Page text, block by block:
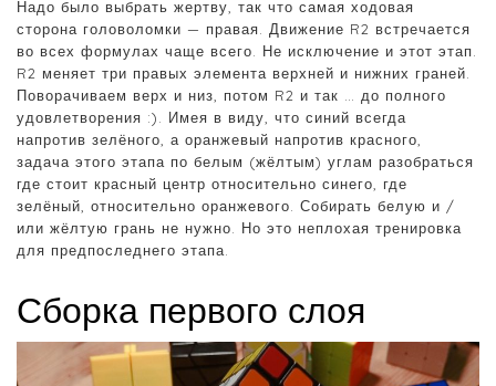
Надо было выбрать жертву, так что самая ходовая
сторона головоломки — правая. Движение R2 встречается
во всех формулах чаще всего. Не исключение и этот этап.
R2 меняет три правых элемента верхней и нижних граней.
Поворачиваем верх и низ, потом R2 и так … до полного
удовлетворения :). Имея в виду, что синий всегда
напротив зелёного, а оранжевый напротив красного,
задача этого этапа по белым (жёлтым) углам разобраться
где стоит красный центр относительно синего, где
зелёный, относительно оранжевого. Собирать белую и /
или жёлтую грань не нужно. Но это неплохая тренировка
для предпоследнего этапа.
Сборка первого слоя